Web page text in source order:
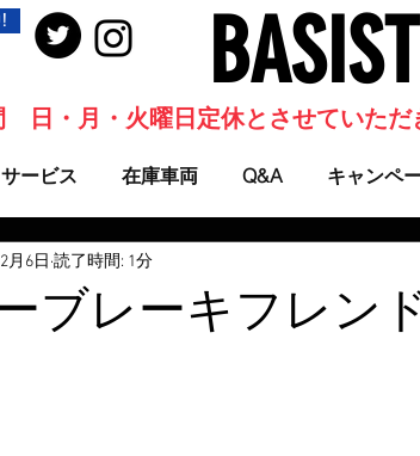
サービス 在庫車両 Q&A キャンペ
日・月・火曜日定休とさせていただ
ブレーキフレン
月6日 読了時間: 1分